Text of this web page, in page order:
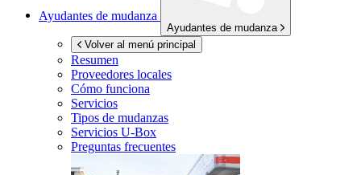
Ayudantes de mudanza
Ayudantes de mudanza
Volver al menú principal
Resumen
Proveedores locales
Cómo funciona
Servicios
Tipos de mudanzas
Servicios U-Box
Preguntas frecuentes